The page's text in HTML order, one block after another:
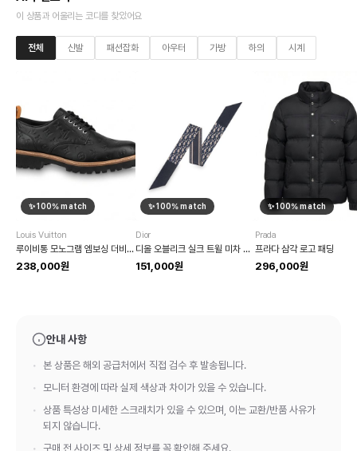
이 상품과 어울리는 코디를 찾았어요
전체 신발 패션잡화 아우터 가방 하의 시계
✨100% match
Louis Vuitton
루이비통 모노그램 엠보싱 더비 슈즈
238,000원
✨100% match
Dior
디올 오블리크 실크 트윌 미차 스카프
151,000원
✨100% match
Prada
프라다 삼각 로고 패딩
296,000원
안내 사항
본 상품은 해외 공급처에서 직접 검수 후 발송됩니다.
모니터 환경에 따라 실제 색상과 차이가 있을 수 있습니다.
상품 특성상 미세한 스크래치가 있을 수 있으며, 이는 교환/반품 사유가
되지 않습니다.
구매 전 사이즈 및 상세 정보를 꼭 확인해 주세요.